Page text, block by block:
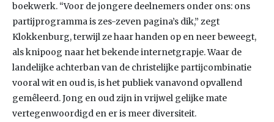
boekwerk. “Voor de jongere deelnemers onder ons: ons
partijprogramma is zes-zeven pagina’s dik,” zegt
Klokkenburg, terwijl ze haar handen op en neer beweegt,
als knipoog naar het bekende internetgrapje. Waar de
landelijke achterban van de christelijke partijcombinatie
vooral wit en oud is, is het publiek vanavond opvallend
gemêleerd. Jong en oud zijn in vrijwel gelijke mate
vertegenwoordigd en er is meer diversiteit.